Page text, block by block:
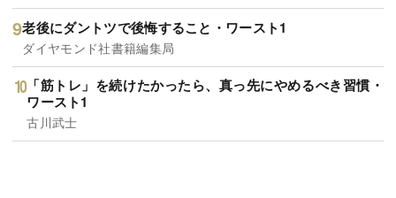
老後にダントツで後悔すること・ワースト1
ダイヤモンド社書籍編集局
「筋トレ」を続けたかったら、真っ先にやめるべき習慣・
ワースト1
古川武士